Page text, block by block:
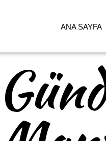
ANA SAYFA